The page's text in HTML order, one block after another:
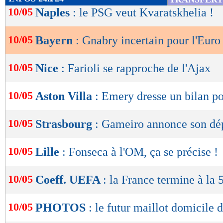
de
lecture
OK
10/05 Naples : le PSG veut Kvaratskhelia !
10/05 Bayern : Gnabry incertain pour l'Euro
10/05 Nice : Farioli se rapproche de l'Ajax
10/05 Aston Villa : Emery dresse un bilan
10/05 Strasbourg : Gameiro annonce son
10/05 Lille : Fonseca à l'OM, ça se précise !
10/05 Coeff. UEFA : la France termine à la
10/05 PHOTOS : le futur maillot domicile